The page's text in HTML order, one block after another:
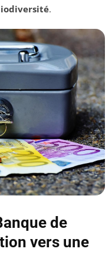
.
de
vers une